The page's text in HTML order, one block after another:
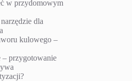
w przydomowym
dla
kulowego –
– przygotowanie